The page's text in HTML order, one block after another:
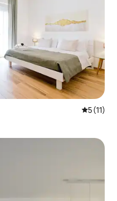
Średnia
5 (11)